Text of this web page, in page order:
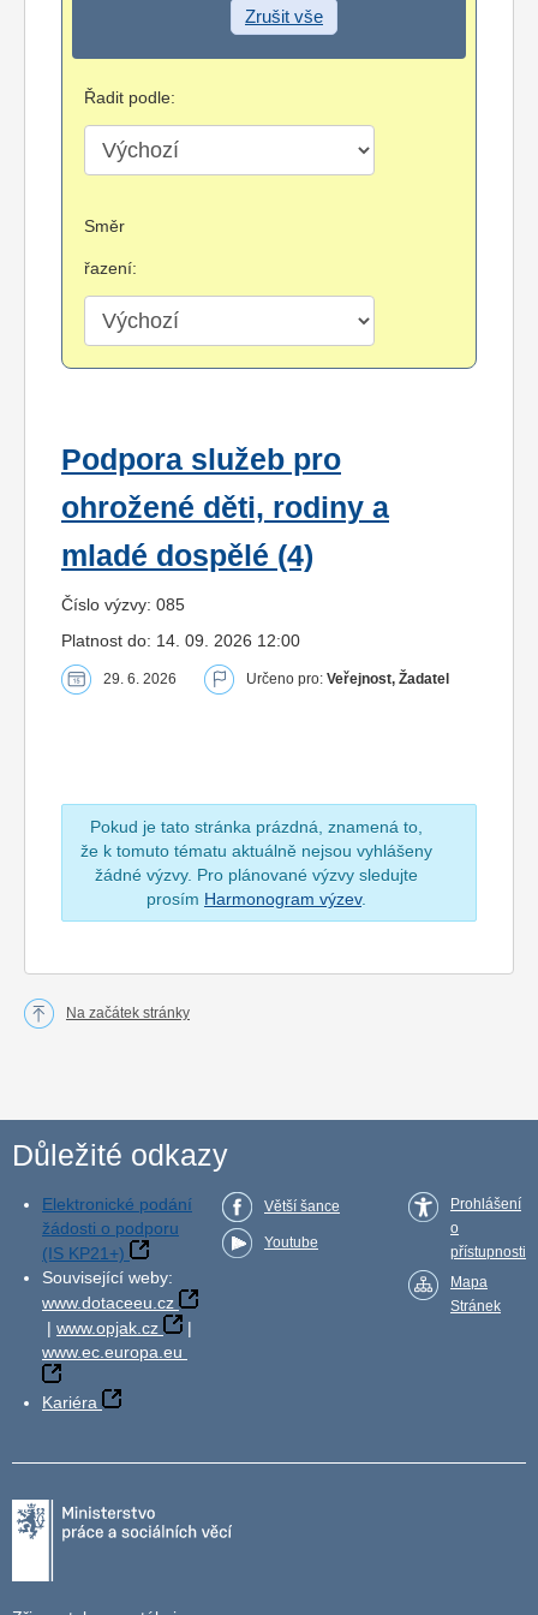
Zrušit vše
Řadit podle:
Směr
řazení:
Podpora služeb pro
ohrožené děti, rodiny a
mladé dospělé (4)
Číslo výzvy: 085
Platnost do: 14. 09. 2026 12:00
29. 6. 2026 Určeno pro: Veřejnost, Žadatel
Pokud je tato stránka prázdná, znamená to,
že k tomuto tématu aktuálně nejsou vyhlášeny
žádné výzvy. Pro plánované výzvy sledujte
prosím Harmonogram výzev.
Na začátek stránky
Důležité odkazy
Elektronické podání
žádosti o podporu
(IS KP21+)
Související weby:
www.dotaceeu.cz
| www.opjak.cz
|
www.ec.europa.eu
Kariéra
Větší šance
Youtube
Prohlášení
o
přístupnosti
Mapa
Stránek